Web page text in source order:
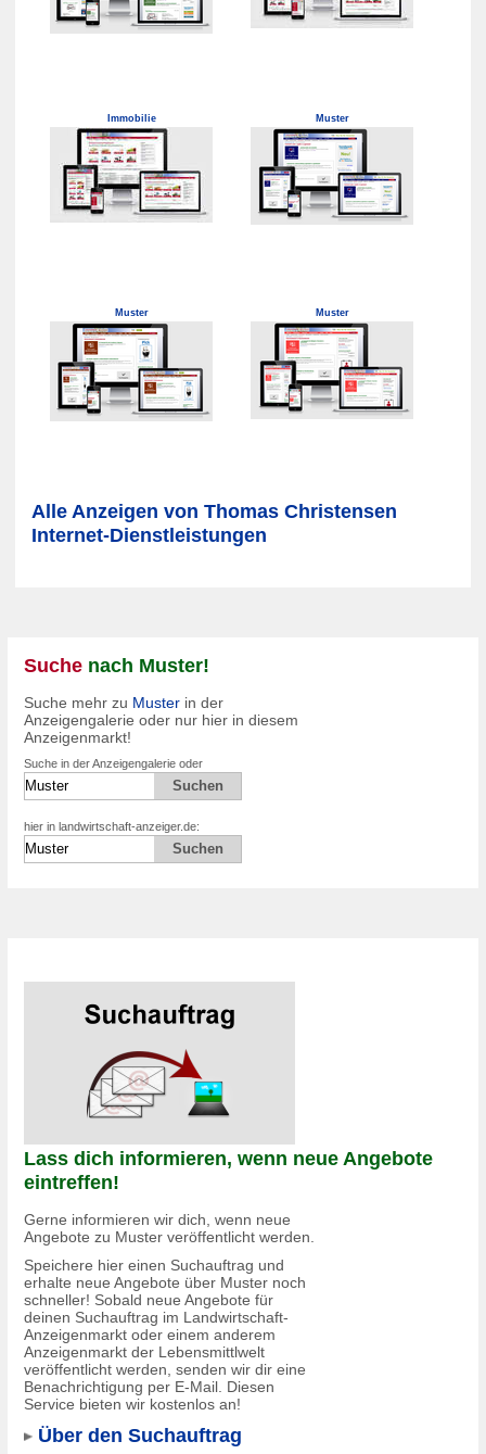
Immobilie Muster
Muster Muster
Alle Anzeigen von Thomas Christensen
Internet-Dienstleistungen
Suche nach Muster!
Suche mehr zu Muster in der
Anzeigengalerie oder nur hier in diesem
Anzeigenmarkt!
Suche in der Anzeigengalerie oder
hier in landwirtschaft-anzeiger.de:
Lass dich informieren, wenn neue Angebote
eintreffen!
Gerne informieren wir dich, wenn neue
Angebote zu Muster veröffentlicht werden.
Speichere hier einen Suchauftrag und
erhalte neue Angebote über Muster noch
schneller! Sobald neue Angebote für
deinen Suchauftrag im Landwirtschaft-
Anzeigenmarkt oder einem anderem
Anzeigenmarkt der Lebensmittlwelt
veröffentlicht werden, senden wir dir eine
Benachrichtigung per E-Mail. Diesen
Service bieten wir kostenlos an!
Über den Suchauftrag